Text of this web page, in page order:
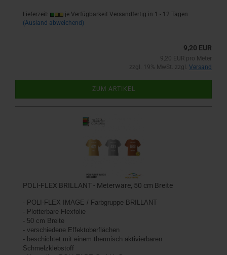
Lieferzeit:
je Verfügbarkeit Versandfertig in 1 - 12 Tagen
(Ausland abweichend)
9,20 EUR
9,20 EUR pro Meter
zzgl. 19% MwSt. zzgl. Versand
ZUM ARTIKEL
POLI-FLEX BRILLANT - Meterware, 50 cm Breite
- POLI-FLEX IMAGE / Farbgruppe BRILLANT
- Plotterbare Flexfolie
- 50 cm Breite
- verschiedene Effektoberflächen
- beschichtet mit einem thermisch aktivierbaren
Schmelzklebstoff